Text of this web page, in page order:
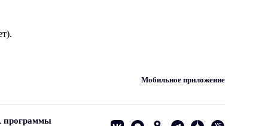
Мобильное приложение
программы